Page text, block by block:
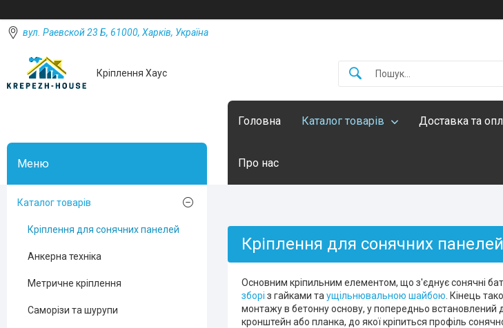
вул. Раевской 23 Б, 61000, Харків, Україна
Кріплення Хаус
Головна Каталог товарів Доставка та
Про нас
Кріплення для сонячних панелей
Основним кріпильним елементом, що з'єднує сонячні
зборі з гайками та ущільнювальною шайбою . Кінець
монтажу в бетонну основу, у попередньо встановлений
кронштейн або планка, до якої кріпиться профіль
Каталог товарів
Кріплення для сонячних панелей
Анкерна техніка
Метричне кріплення
Саморізи та шурупи